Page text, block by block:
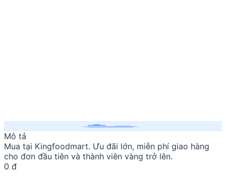
Mô tả
Mua tại Kingfoodmart. Ưu đãi lớn, miễn phí giao hàng
cho đơn đầu tiên và thành viên vàng trở lên.
0 đ